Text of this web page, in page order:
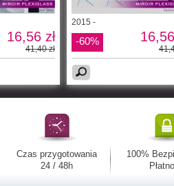
16,56 zł
41,40 zł
2015 -
-60%
Czas przygotowania
24 / 48h
100%